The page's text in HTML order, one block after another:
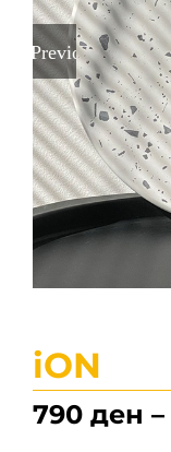
Previous
iON
790 ден –